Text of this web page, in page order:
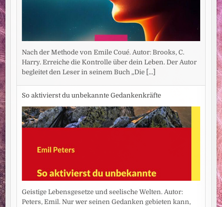
Nach der Methode von Emile Coué. Autor: Brooks, C.
Harry. Erreiche die Kontrolle über dein Leben. Der Autor
begleitet den Leser in seinem Buch „Die [...]
So aktivierst du unbekannte Gedankenkräfte
Geistige Lebensgesetze und seelische Welten. Autor:
Peters, Emil. Nur wer seinen Gedanken gebieten kann,